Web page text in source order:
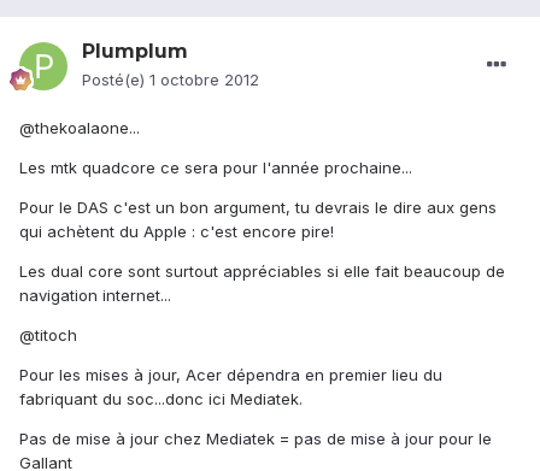
Plumplum
Posté(e) 1 octobre 2012
@thekoalaone...
Les mtk quadcore ce sera pour l'année prochaine...
Pour le DAS c'est un bon argument, tu devrais le dire aux gens
qui achètent du Apple : c'est encore pire!
Les dual core sont surtout appréciables si elle fait beaucoup de
navigation internet...
@titoch
Pour les mises à jour, Acer dépendra en premier lieu du
fabriquant du soc...donc ici Mediatek.
Pas de mise à jour chez Mediatek = pas de mise à jour pour le
Gallant